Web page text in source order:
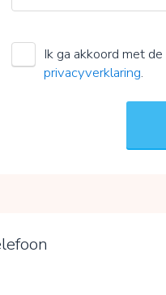
Ik ga akkoord met de
privacyverklaring.